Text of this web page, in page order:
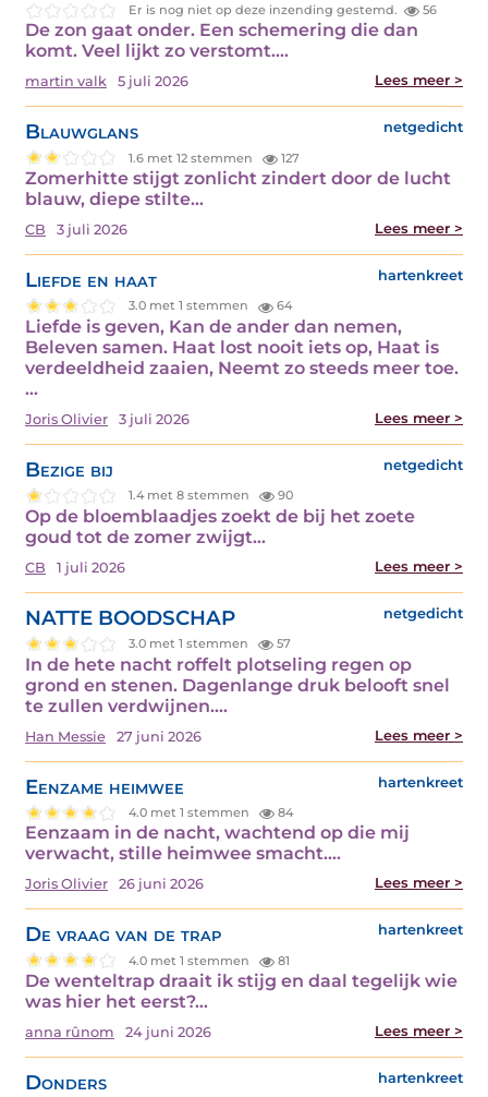
Er is nog niet op deze inzending gestemd. 56
De zon gaat onder. Een schemering die dan
komt. Veel lijkt zo verstomt.…
martin valk 5 juli 2026 Lees meer >
Blauwglans netgedicht
1.6 met 12 stemmen 127
Zomerhitte stijgt zonlicht zindert door de lucht
blauw, diepe stilte…
CB 3 juli 2026 Lees meer >
Liefde en haat hartenkreet
3.0 met 1 stemmen 64
Liefde is geven, Kan de ander dan nemen,
Beleven samen. Haat lost nooit iets op, Haat is
verdeeldheid zaaien, Neemt zo steeds meer toe.
…
Joris Olivier 3 juli 2026 Lees meer >
Bezige bij netgedicht
1.4 met 8 stemmen 90
Op de bloemblaadjes zoekt de bij het zoete
goud tot de zomer zwijgt…
CB 1 juli 2026 Lees meer >
NATTE BOODSCHAP netgedicht
3.0 met 1 stemmen 57
In de hete nacht roffelt plotseling regen op
grond en stenen. Dagenlange druk belooft snel
te zullen verdwijnen.…
Han Messie 27 juni 2026 Lees meer >
Eenzame heimwee hartenkreet
4.0 met 1 stemmen 84
Eenzaam in de nacht, wachtend op die mij
verwacht, stille heimwee smacht.…
Joris Olivier 26 juni 2026 Lees meer >
De vraag van de trap hartenkreet
4.0 met 1 stemmen 81
De wenteltrap draait ik stijg en daal tegelijk wie
was hier het eerst?…
anna rûnom 24 juni 2026 Lees meer >
Donders hartenkreet